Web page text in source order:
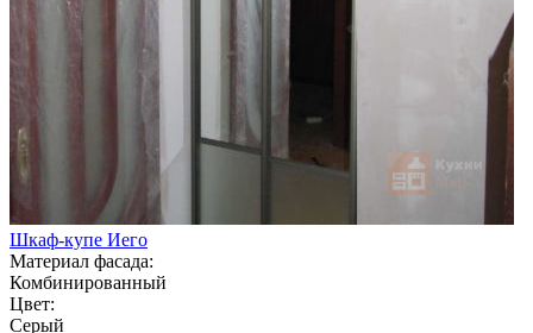
Шкаф-купе Иего
Материал фасада:
Комбинированный
Цвет:
Серый